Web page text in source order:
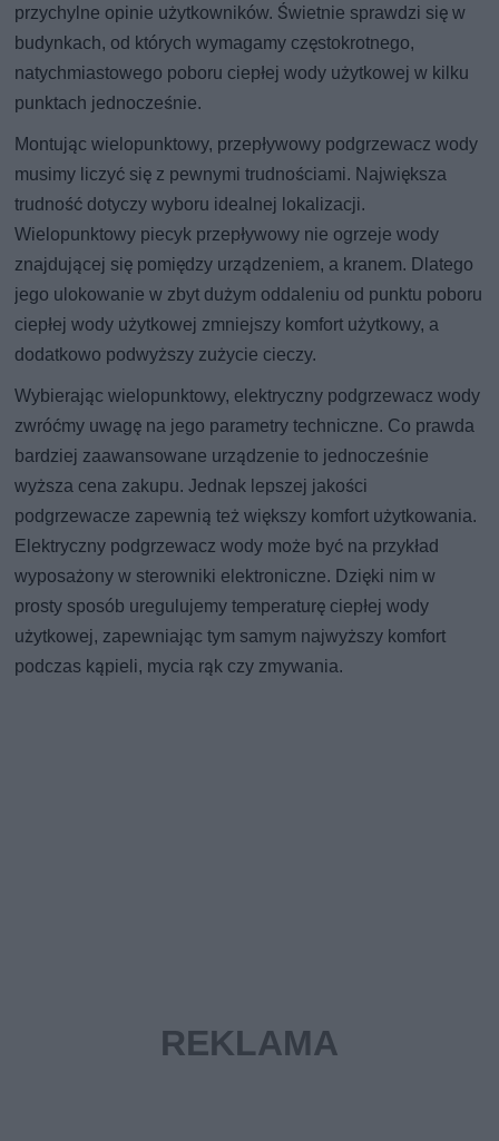
przychylne opinie użytkowników. Świetnie sprawdzi się w
budynkach, od których wymagamy częstokrotnego,
natychmiastowego poboru ciepłej wody użytkowej w kilku
punktach jednocześnie.
Montując wielopunktowy, przepływowy podgrzewacz wody
musimy liczyć się z pewnymi trudnościami. Największa
trudność dotyczy wyboru idealnej lokalizacji.
Wielopunktowy piecyk przepływowy nie ogrzeje wody
znajdującej się pomiędzy urządzeniem, a kranem. Dlatego
jego ulokowanie w zbyt dużym oddaleniu od punktu poboru
ciepłej wody użytkowej zmniejszy komfort użytkowy, a
dodatkowo podwyższy zużycie cieczy.
Wybierając wielopunktowy, elektryczny podgrzewacz wody
zwróćmy uwagę na jego parametry techniczne. Co prawda
bardziej zaawansowane urządzenie to jednocześnie
wyższa cena zakupu. Jednak lepszej jakości
podgrzewacze zapewnią też większy komfort użytkowania.
Elektryczny podgrzewacz wody może być na przykład
wyposażony w sterowniki elektroniczne. Dzięki nim w
prosty sposób uregulujemy temperaturę ciepłej wody
użytkowej, zapewniając tym samym najwyższy komfort
podczas kąpieli, mycia rąk czy zmywania.